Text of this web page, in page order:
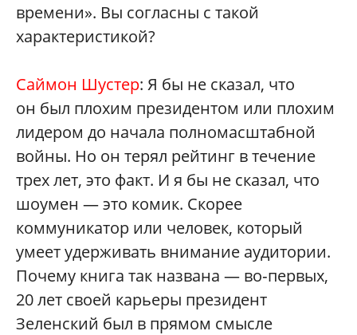
времени». Вы согласны с такой
характеристикой?
Саймон Шустер: Я бы не сказал, что
он был плохим президентом или плохим
лидером до начала полномасштабной
войны. Но он терял рейтинг в течение
трех лет, это факт. И я бы не сказал, что
шоумен — это комик. Скорее
коммуникатор или человек, который
умеет удерживать внимание аудитории.
Почему книга так названа — во‑первых,
20 лет своей карьеры президент
Зеленский был в прямом смысле